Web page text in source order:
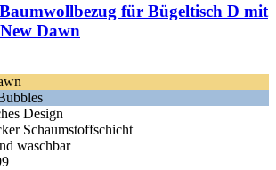
Baumwollbezug für Bügeltisch D mit
Dawn
Design
Schaumstoffschicht
waschbar